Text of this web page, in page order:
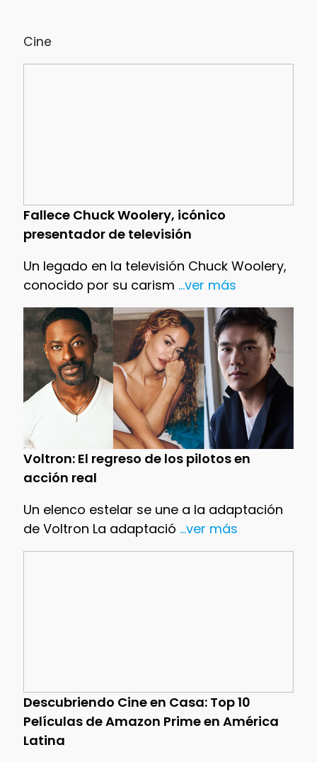
Cine
Fallece Chuck Woolery, icónico
presentador de televisión
Un legado en la televisión Chuck Woolery,
conocido por su carism ...ver más
Voltron: El regreso de los pilotos en
acción real
Un elenco estelar se une a la adaptación
de Voltron La adaptació ...ver más
Descubriendo Cine en Casa: Top 10
Películas de Amazon Prime en América
Latina